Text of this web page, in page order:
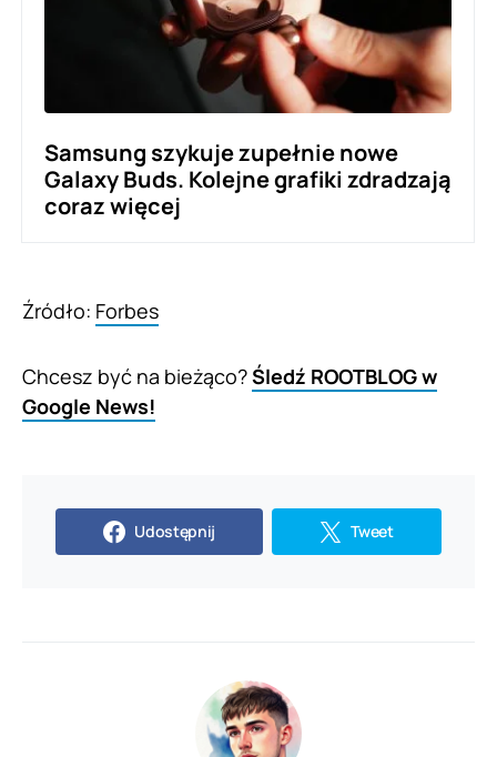
Samsung szykuje zupełnie nowe
Galaxy Buds. Kolejne grafiki zdradzają
coraz więcej
Źródło: Forbes
Chcesz być na bieżąco?Śledź ROOTBLOG w
Google News!
Udostępnij Tweet